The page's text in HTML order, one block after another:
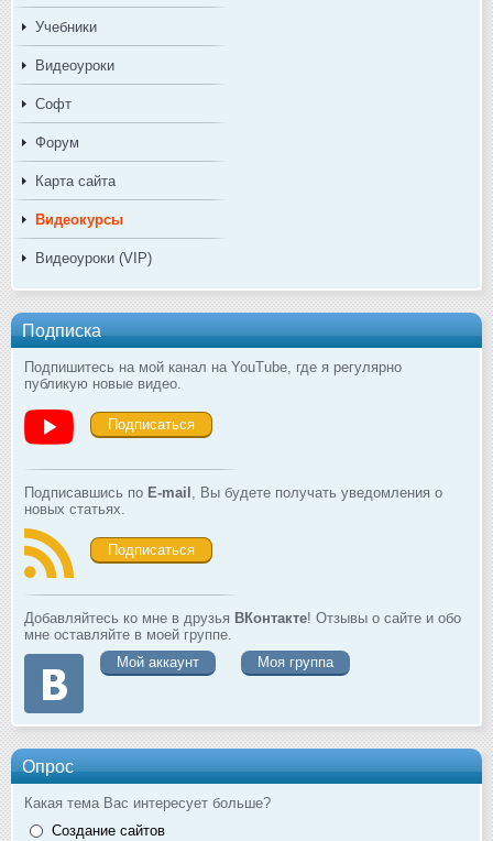
Учебники
Видеоуроки
Софт
Форум
Карта сайта
Видеокурсы
Видеоуроки (VIP)
Подписка
Подпишитесь на мой канал на YouTube, где я регулярно
публикую новые видео.
Подписаться
Подписавшись по E-mail , Вы будете получать уведомления о
новых статьях.
Подписаться
Добавляйтесь ко мне в друзья ВКонтакте! Отзывы о сайте и обо
мне оставляйте в моей группе.
Мой аккаунт
Моя группа
Опрос
Какая тема Вас интересует больше?
Создание сайтов